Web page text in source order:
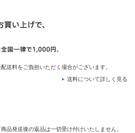
送料をご負担いただく場合がございます。
送料について詳しく見る
品発送後の返品は一切受け付けいたしません。